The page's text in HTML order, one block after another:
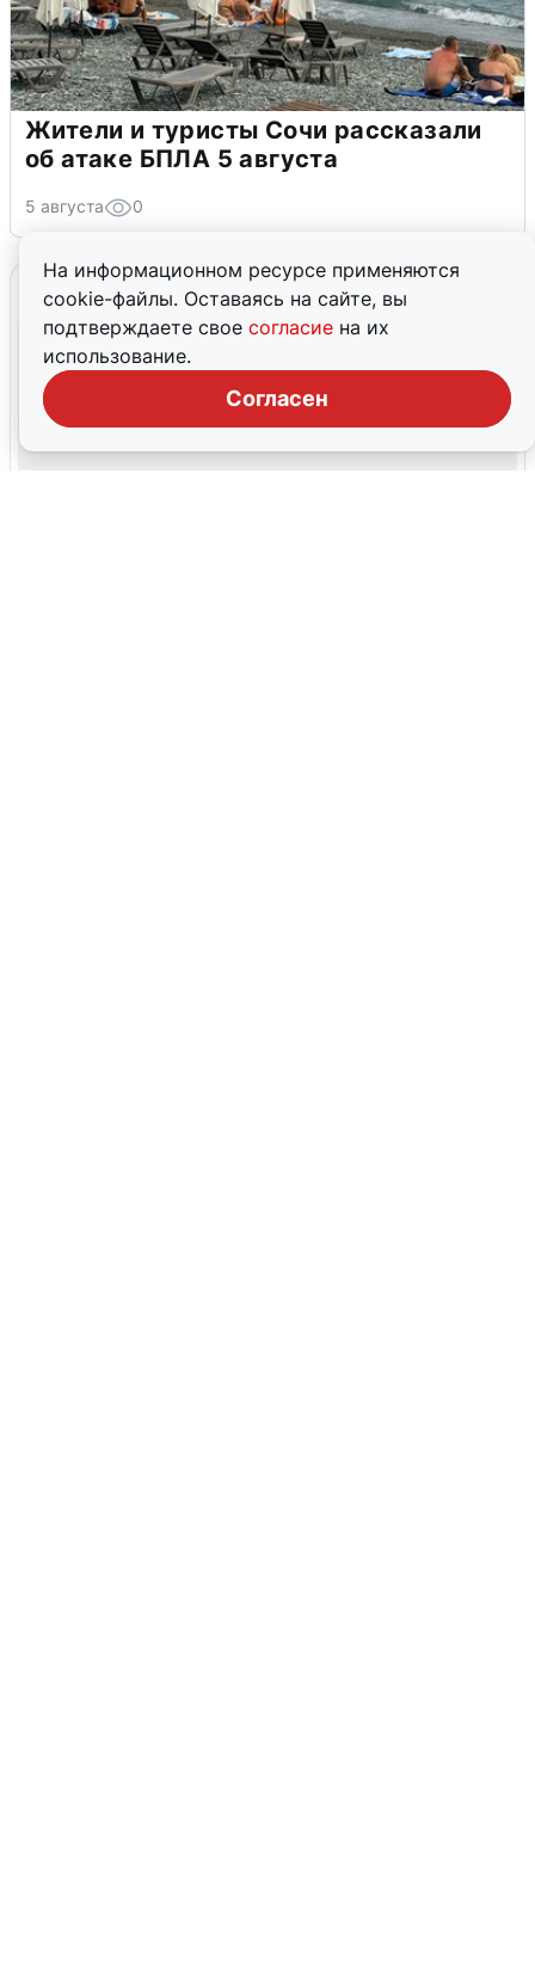
На информационном ресурсе применяются
cookie-файлы. Оставаясь на сайте, вы
подтверждаете свое согласие на их
использование.
Согласен
Жители и туристы Сочи рассказали
об атаке БПЛА 5 августа
5 августа 0